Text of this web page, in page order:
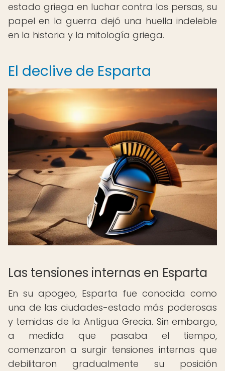
estado griega en luchar contra los persas, su
papel en la guerra dejó una huella indeleble
en la historia y la mitología griega.
El declive de Esparta
Las tensiones internas en Esparta
En su apogeo, Esparta fue conocida como
una de las ciudades-estado más poderosas
y temidas de la Antigua Grecia. Sin embargo,
a medida que pasaba el tiempo,
comenzaron a surgir tensiones internas que
debilitaron gradualmente su posición